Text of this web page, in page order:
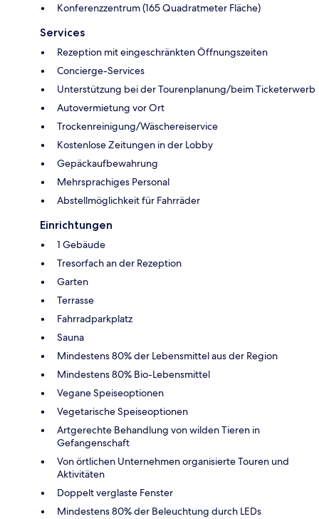
Konferenzzentrum (165 Quadratmeter Fläche)
Services
Rezeption mit eingeschränkten Öffnungszeiten
Concierge-Services
Unterstützung bei der Tourenplanung/beim Ticketerwerb
Autovermietung vor Ort
Trockenreinigung/Wäschereiservice
Kostenlose Zeitungen in der Lobby
Gepäckaufbewahrung
Mehrsprachiges Personal
Abstellmöglichkeit für Fahrräder
Einrichtungen
1 Gebäude
Tresorfach an der Rezeption
Garten
Terrasse
Fahrradparkplatz
Sauna
Mindestens 80% der Lebensmittel aus der Region
Mindestens 80% Bio-Lebensmittel
Vegane Speiseoptionen
Vegetarische Speiseoptionen
Artgerechte Behandlung von wilden Tieren in
Gefangenschaft
Von örtlichen Unternehmen organisierte Touren und
Aktivitäten
Doppelt verglaste Fenster
Mindestens 80% der Beleuchtung durch LEDs